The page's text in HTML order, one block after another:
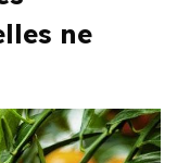
ne